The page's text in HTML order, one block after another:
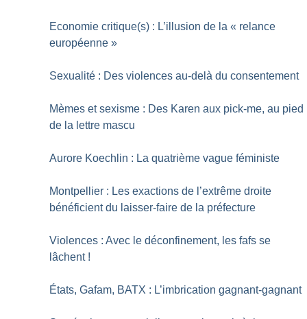
Economie critique(s) : L’illusion de la « relance
européenne »
Sexualité : Des violences au-delà du consentement
Mèmes et sexisme : Des Karen aux pick-me, au pied
de la lettre mascu
Aurore Koechlin : La quatrième vague féministe
Montpellier : Les exactions de l’extrême droite
bénéficient du laisser-faire de la préfecture
Violences : Avec le déconfinement, les fafs se
lâchent !
États, Gafam, BATX : L’imbrication gagnant-gagnant